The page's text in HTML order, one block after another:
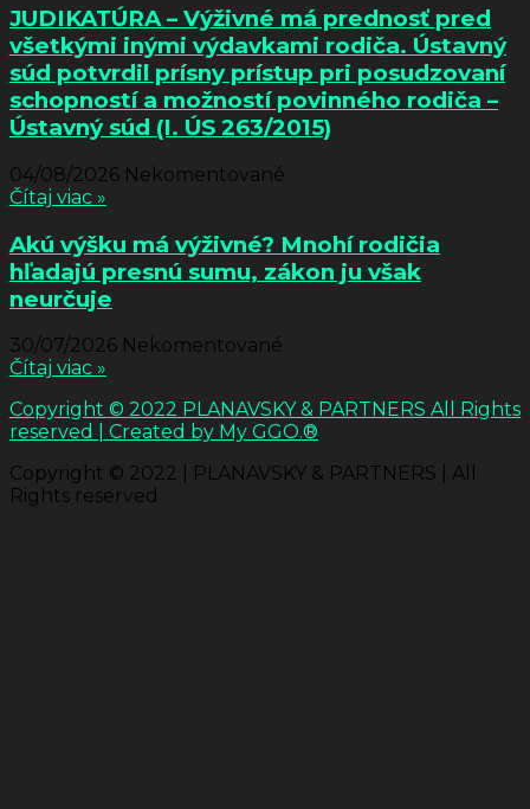
JUDIKATÚRA – Výživné má prednosť pred
všetkými inými výdavkami rodiča. Ústavný
súd potvrdil prísny prístup pri posudzovaní
schopností a možností povinného rodiča –
Ústavný súd (I. ÚS 263/2015)
04/08/2026 Nekomentované
Čítaj viac »
Akú výšku má výživné? Mnohí rodičia
hľadajú presnú sumu, zákon ju však
neurčuje
30/07/2026 Nekomentované
Čítaj viac »
Copyright © 2022 PLANAVSKY & PARTNERS All Rights
reserved | Created by My GGO.®
Copyright © 2022 | PLANAVSKY & PARTNERS | All
Rights reserved